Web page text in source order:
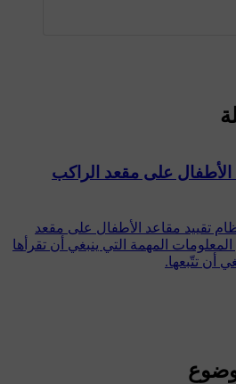
الأطفال على مقعد الراكب
تقييد مقاعد الأطفال على مقعد
المهمة التي ينبغي أن تقرأها
أن تتّبعها.